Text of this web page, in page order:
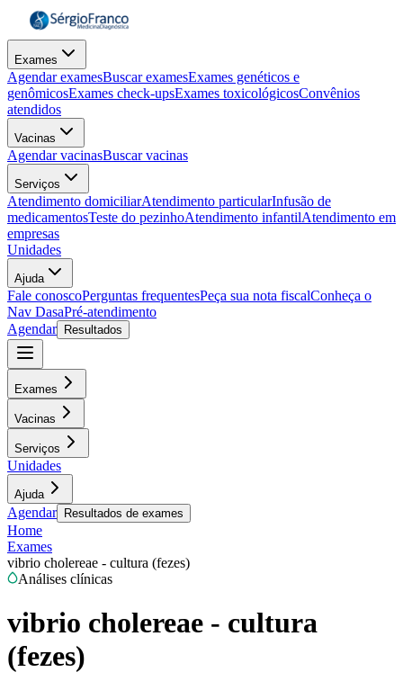
Exames
Agendar examesBuscar examesExames genéticos e
genômicosExames check-upsExames toxicológicosConvênios
atendidos
Vacinas
Agendar vacinasBuscar vacinas
Serviços
Atendimento domiciliarAtendimento particularInfusão de
medicamentosTeste do pezinhoAtendimento infantilAtendimento em
empresas
Unidades
Ajuda
Fale conoscoPerguntas frequentesPeça sua nota fiscalConheça o
Nav DasaPré-atendimento
Agendar
Resultados
Exames
Vacinas
Serviços
Unidades
Ajuda
Agendar Resultados de exames
Home
Exames
vibrio cholereae - cultura (fezes)
Análises clínicas
vibrio cholereae - cultura
(fezes)